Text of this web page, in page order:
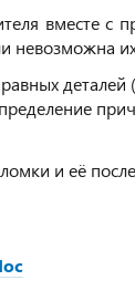
вместе
невозможна
и её